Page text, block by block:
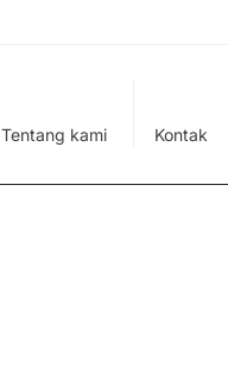
Tentang kami Kontak